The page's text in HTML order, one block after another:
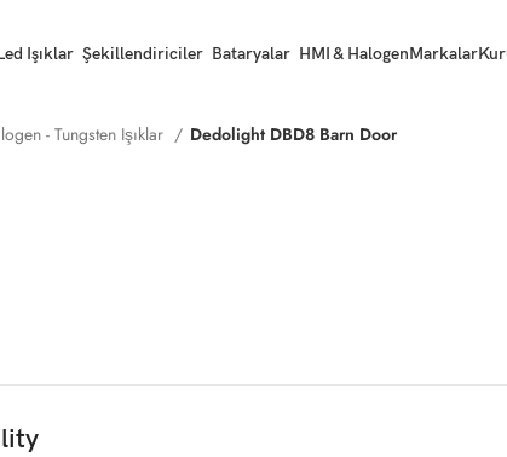
Işıklar Şekillendiriciler Bataryalar HMI & HalogenMarkalar
- Tungsten Işıklar Dedolight DBD8 Barn Door